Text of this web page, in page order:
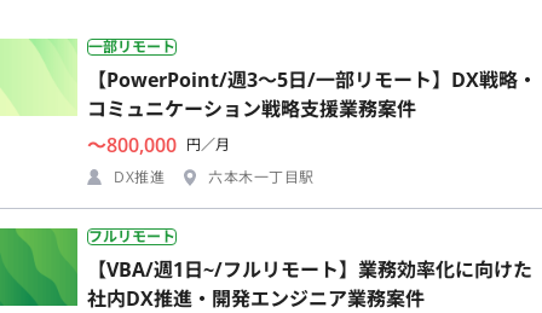
一部リモート
【PowerPoint/週3〜5日/一部リモート】DX戦略・
コミュニケーション戦略支援業務案件
〜800,000 円／月
DX推進
六本木一丁目駅
フルリモート
【VBA/週1日~/フルリモート】業務効率化に向けた
社内DX推進・開発エンジニア業務案件